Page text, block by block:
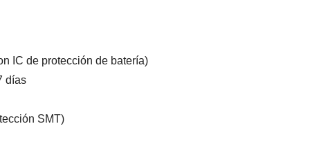
IC de protección de batería)
días
SMT)